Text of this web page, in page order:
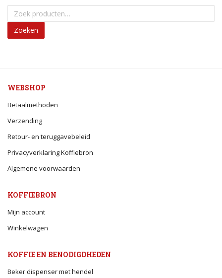
Zoeken
WEBSHOP
Betaalmethoden
Verzending
Retour- en teruggavebeleid
Privacyverklaring Koffiebron
Algemene voorwaarden
KOFFIEBRON
Mijn account
Winkelwagen
KOFFIE EN BENODIGDHEDEN
Beker dispenser met hendel